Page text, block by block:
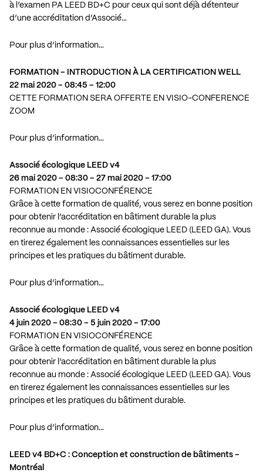
à l’examen PA LEED BD+C pour ceux qui sont déjà détenteur
d’une accréditation d’Associé…
Pour plus d’information…
FORMATION – INTRODUCTION À LA CERTIFICATION WELL
22 mai 2020 – 08:45 – 12:00
CETTE FORMATION SERA OFFERTE EN VISIO-CONFERENCE
ZOOM
Pour plus d’information…
Associé écologique LEED v4
26 mai 2020 – 08:30 – 27 mai 2020 – 17:00
FORMATION EN VISIOCONFÉRENCE
Grâce à cette formation de qualité, vous serez en bonne position
pour obtenir l’accréditation en bâtiment durable la plus
reconnue au monde : Associé écologique LEED (LEED GA). Vous
en tirerez également les connaissances essentielles sur les
principes et les pratiques du bâtiment durable.
Pour plus d’information…
Associé écologique LEED v4
4 juin 2020 – 08:30 – 5 juin 2020 – 17:00
FORMATION EN VISIOCONFÉRENCE
Grâce à cette formation de qualité, vous serez en bonne position
pour obtenir l’accréditation en bâtiment durable la plus
reconnue au monde : Associé écologique LEED (LEED GA). Vous
en tirerez également les connaissances essentielles sur les
principes et les pratiques du bâtiment durable.
Pour plus d’information…
LEED v4 BD+C : Conception et construction de bâtiments –
Montréal